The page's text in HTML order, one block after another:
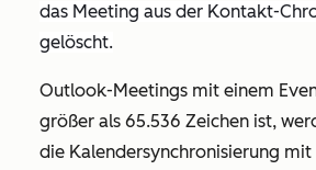
das Meeting aus der Kontakt-
gelöscht.
Outlook-Meetings mit einem
größer als 65.536 Zeichen ist,
die Kalendersynchronisierung mit